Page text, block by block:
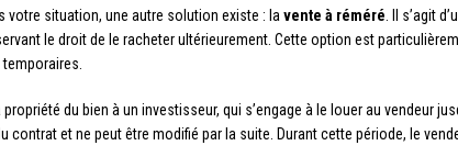
votre situation, une autre solution existe : la vente à réméré . Il s’agit
le droit de le racheter ultérieurement. Cette option est
du bien à un investisseur, qui s’engage à le louer au vendeur
contrat et ne peut être modifié par la suite. Durant cette période, le